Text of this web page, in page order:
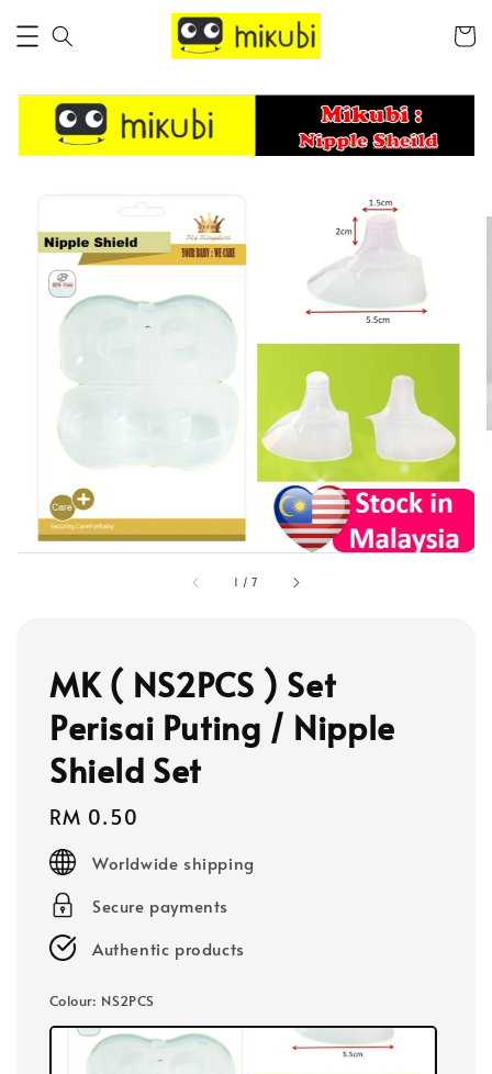
1 /7
MK ( NS2PCS ) Set
Perisai Puting / Nipple
Shield Set
Regular
price
RM 0.50
Worldwide shipping
Secure payments
Authentic products
Colour: NS2PCS